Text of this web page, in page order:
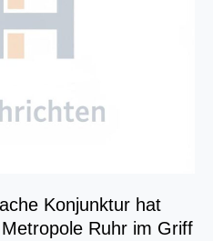
Konjunktur hat
Ruhr im Griff